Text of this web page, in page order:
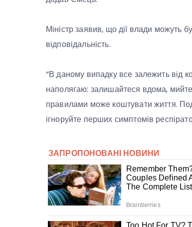
Міністр заявив, що дії влади можуть
відповідальність.
“В даному випадку все залежить від
наполягаю: залишайтеся вдома,
правилами може коштувати життя.
ігноруйте перших симптомів